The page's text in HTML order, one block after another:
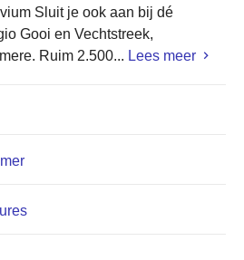
Sluit je ook aan bij dé
Gooi en Vechtstreek,
Ruim 2.500... Lees meer